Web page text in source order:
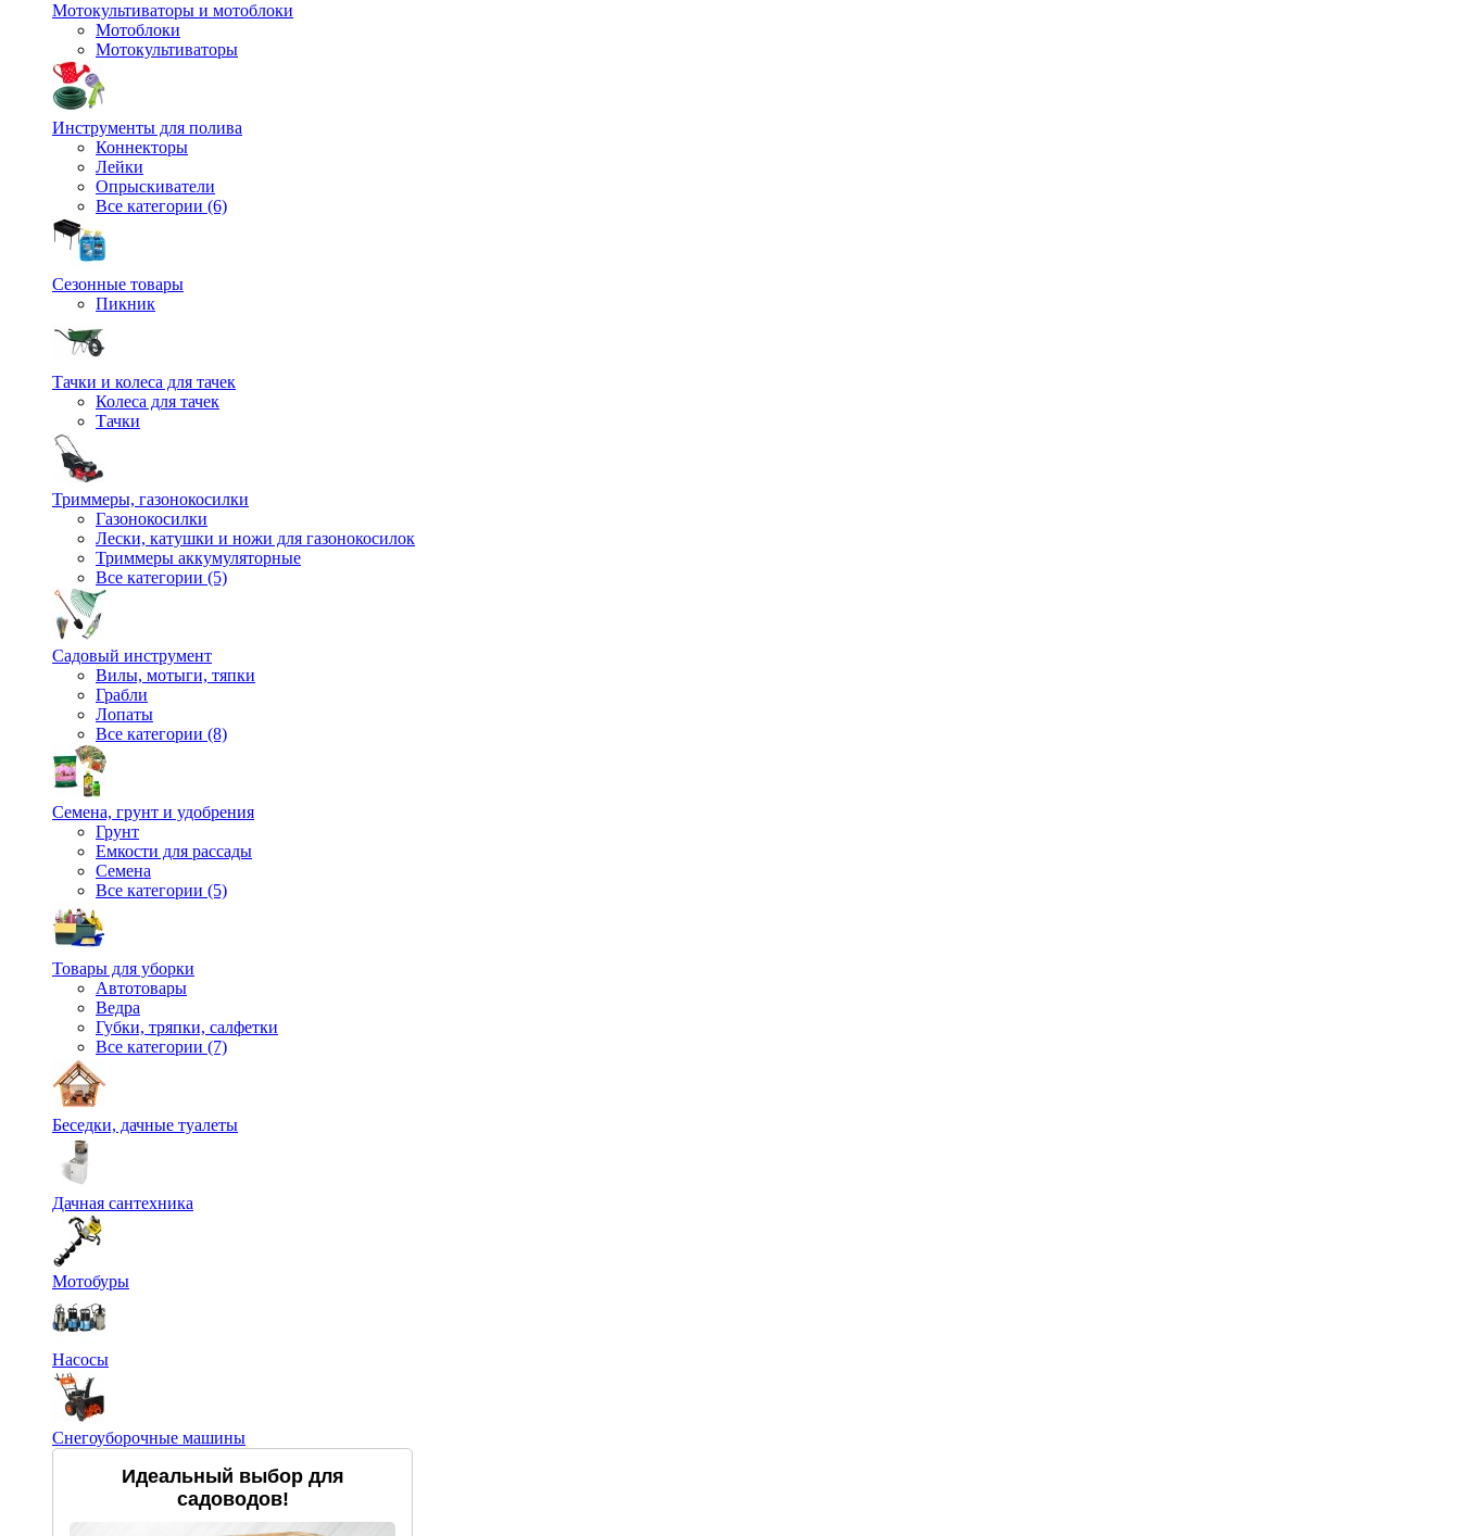
Мотокультиваторы и мотоблоки
Мотоблоки
Мотокультиваторы
Инструменты для полива
Коннекторы
Лейки
Опрыскиватели
Все категории (6)
Сезонные товары
Пикник
Тачки и колеса для тачек
Колеса для тачек
Тачки
Триммеры, газонокосилки
Газонокосилки
Лески, катушки и ножи для газонокосилок
Триммеры аккумуляторные
Все категории (5)
Садовый инструмент
Вилы, мотыги, тяпки
Грабли
Лопаты
Все категории (8)
Семена, грунт и удобрения
Грунт
Емкости для рассады
Семена
Все категории (5)
Товары для уборки
Автотовары
Ведра
Губки, тряпки, салфетки
Все категории (7)
Беседки, дачные туалеты
Дачная сантехника
Мотобуры
Насосы
Снегоуборочные машины
Идеальный выбор для
садоводов!